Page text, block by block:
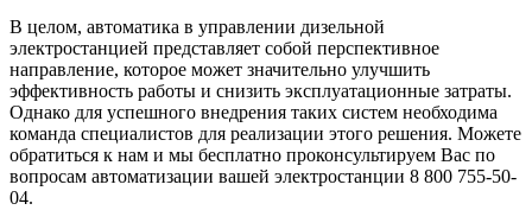
В целом, автоматика в управлении дизельной
электростанцией представляет собой перспективное
направление, которое может значительно улучшить
эффективность работы и снизить эксплуатационные затраты.
Однако для успешного внедрения таких систем необходима
команда специалистов для реализации этого решения. Можете
обратиться к нам и мы бесплатно проконсультируем Вас по
вопросам автоматизации вашей электростанции 8 800 755-50-
04.